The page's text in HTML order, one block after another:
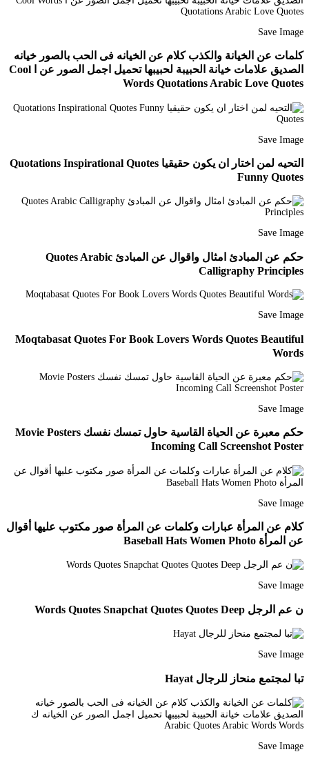
Save Image
كلمات عن الخيانة والكذب كلام عن الخيانه فى الحب بالصور خيانه
الصديق علامات خيانة الحبيبة لحبيبها تحميل اجمل الصور عن ا Cool
Words Quotations Arabic Love Quotes
Save Image
التحيه لمن اختار ان يكون حقيقيا Quotations Inspirational Quotes
Funny Quotes
Save Image
حكم عن المبادئ امثال واقوال عن المبادئ Quotes Arabic
Calligraphy Principles
Save Image
Moqtabasat Quotes For Book Lovers Words Quotes Beautiful
Words
Save Image
حكم معبرة عن الحياة القاسية حاول تمسك نفسك Movie Posters
Incoming Call Screenshot Poster
Save Image
كلام عن المرأة عبارات وكلمات عن المرأة صور مكتوب عليها أقوال
عن المرأة Baseball Hats Women Photo
Save Image
ن عم الرجل Words Quotes Snapchat Quotes Quotes Deep
Save Image
تبا لمجتمع منحاز للرجال Hayat
Save Image